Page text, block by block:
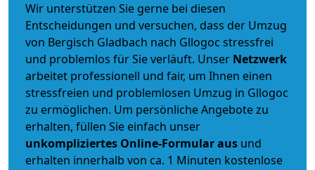
Wir unterstützen Sie gerne bei diesen
Entscheidungen und versuchen, dass der Umzug
von Bergisch Gladbach nach Gllogoc stressfrei
und problemlos für Sie verläuft. Unser Netzwerk
arbeitet professionell und fair, um Ihnen einen
stressfreien und problemlosen Umzug in Gllogoc
zu ermöglichen. Um persönliche Angebote zu
erhalten, füllen Sie einfach unser
unkompliziertes Online-Formular aus und
erhalten innerhalb von ca. 1 Minuten kostenlose